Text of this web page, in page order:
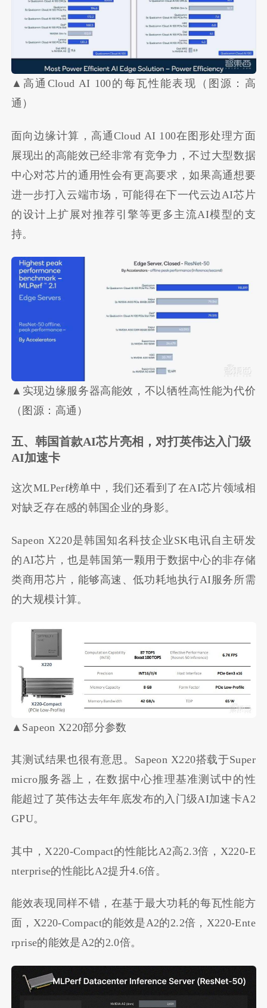
▲高通Cloud AI 100的每瓦性能表现（图源：高
通）
面向边缘计算，高通Cloud AI 100在图形处理方面
展现出的高能效已经非常有竞争力，不过大型数据
中心对芯片的通用性会有更高要求，如果高通想要
进一步打入云端市场，可能得在下一代云边AI芯片
的设计上扩展对推荐引擎等更多主流AI模型的支
持。
▲实现边缘服务器高能效，不以牺牲高性能为代价
（图源：高通）
五、韩国首款AI芯片亮相，对打英伟达入门级
AI加速卡
这次MLPerf榜单中，我们还看到了在AI芯片领域相
对缺乏存在感的韩国企业的身影。
Sapeon X220是韩国知名科技企业SK电讯自主研发
的AI芯片，也是韩国第一颗用于数据中心的非存储
类商用芯片，能够高速、低功耗地执行AI服务所需
的大规模计算。
▲Sapeon X220部分参数
其测试结果也很有意思。Sapeon X220搭载于Super
micro服务器上，在数据中心推理基准测试中的性
能超过了英伟达去年年底发布的入门级AI加速卡A2
GPU。
其中，X220-Compact的性能比A2高2.3倍，X220-E
nterprise的性能比A2提升4.6倍。
能效表现同样不错，在基于最大功耗的每瓦性能方
面，X220-Compact的能效是A2的2.2倍，X220-Ente
rprise的能效是A2的2.0倍。